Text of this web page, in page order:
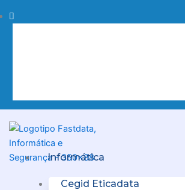
to
Procurar
Informática
Cegid Eticadata
Menu